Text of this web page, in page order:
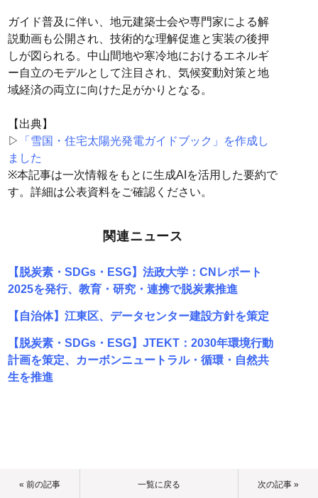
ガイド普及に伴い、地元建築士会や専門家による解
説動画も公開され、技術的な理解促進と実装の後押
しが図られる。中山間地や寒冷地におけるエネルギ
ー自立のモデルとして注目され、気候変動対策と地
域経済の両立に向けた足がかりとなる。
【出典】
▷
「雪国・住宅太陽光発電ガイドブック」を作成し
ました
※本記事は一次情報をもとに生成AIを活用した要約で
す。詳細は公表資料をご確認ください。
関連ニュース
【脱炭素・SDGs・ESG】法政大学：CNレポート
2025を発行、教育・研究・連携で脱炭素推進
【自治体】江東区、データセンター建設方針を策定
【脱炭素・SDGs・ESG】JTEKT：2030年環境行動
計画を策定、カーボンニュートラル・循環・自然共
生を推進
« 前の記事 一覧に戻る 次の記事 »